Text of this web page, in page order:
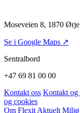
Moseveien 8, 1870 Ørje
Se i Google Maps ↗
Sentralbord
+47 69 81 00 00
Kontakt oss Kontakt og
og cookies
Om Flexit Aktuelt Miljø